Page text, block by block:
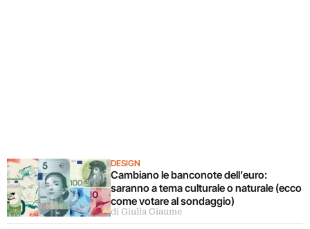
DESIGN
Cambiano le banconote dell’euro:
saranno a tema culturale o naturale (ecco
come votare al sondaggio)
di Giulia Giaume